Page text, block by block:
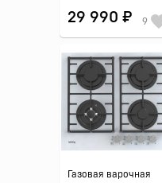
29 990 ₽ 9
Газовая варочная